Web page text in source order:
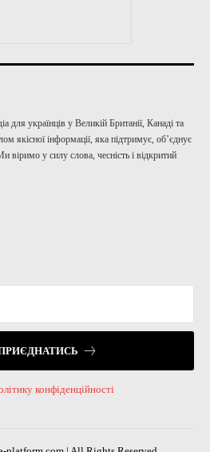
українців у Великій Британії, Канаді та
інформації, яка підтримує, об’єднує
віримо у силу слова, чесність і відкритий
конфіденційності